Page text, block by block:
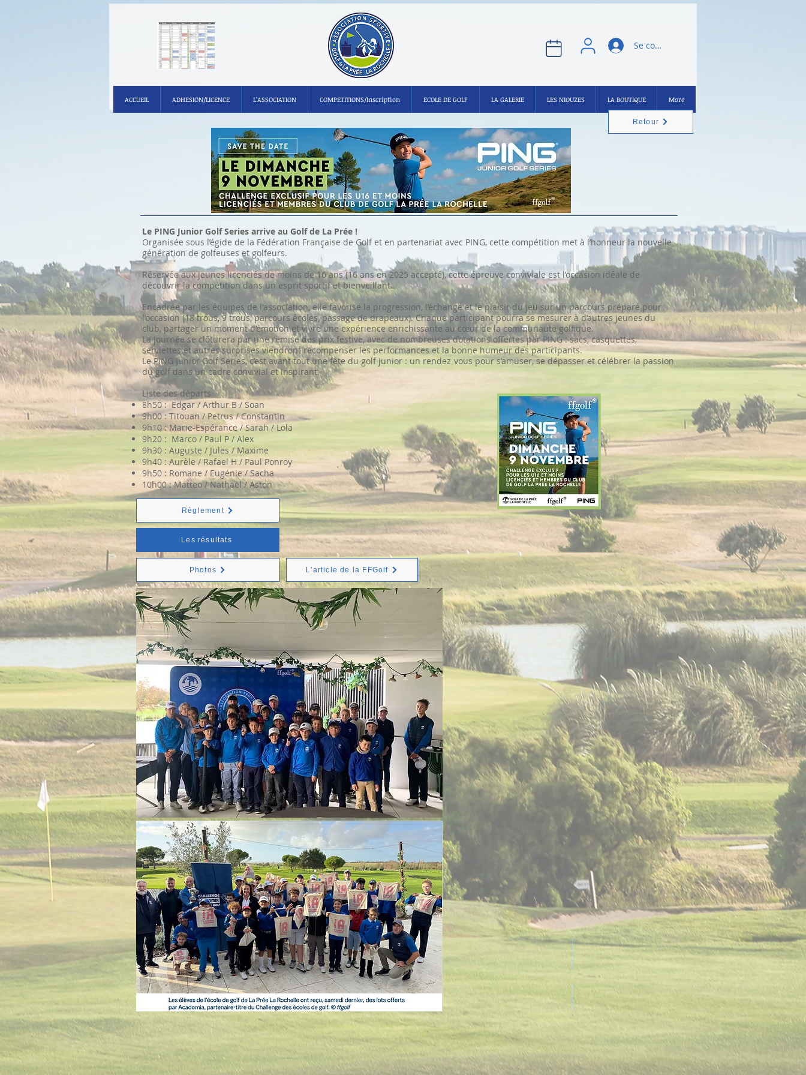
Se connecter
ACCUEIL ADHESION/LICENCE L'ASSOCIATION COMPETITIONS/Inscription ECOLE DE GOLF LA GALERIE LES NIOUZES LA BOUTIQUE More
Le PING Junior Golf Series arrive au Golf de La Prée !
Organisée sous l’égide de la Fédération Française de Golf et en partenariat avec PING, cette compétition met à l’honneur la nouvelle
génération de golfeuses et golfeurs.
Réservée aux jeunes licenciés de moins de 16 ans (16 ans en 2025 accepté), cette épreuve conviviale est l’occasion idéale de
découvrir la compétition dans un esprit sportif et bienveillant.
Encadrée par les équipes de l'association, elle favorise la progression, l’échange et le plaisir du jeu sur un parcours préparé pour
l’occasion (18 trous, 9 trous, parcours écoles, passage de drapeaux). Chaque participant pourra se mesurer à d’autres jeunes du
club, partager un moment d’émotion et vivre une expérience enrichissante au cœur de la communauté golfique.
La journée se clôturera par une remise des prix festive, avec de nombreuses dotations offertes par PING : sacs, casquettes,
serviettes et autres surprises viendront récompenser les performances et la bonne humeur des participants.
Le PING Junior Golf Series, c’est avant tout une fête du golf junior : un rendez-vous pour s’amuser, se dépasser et célébrer la passion
du golf dans un cadre convivial et inspirant.
Liste des départs
8h50 : Edgar / Arthur B / Soan
9h00 : Titouan / Petrus / Constantin
9h10 : Marie-Espérance / Sarah / Lola
9h20 : Marco / Paul P / Alex
9h30 : Auguste / Jules / Maxime
9h40 : Aurèle / Rafael H / Paul Ponroy
9h50 : Romane / Eugénie / Sacha
10h00 : Matteo / Nathaël / Aston
Règlement
Les résultats
Photos L'article de la FFGolf
Retour